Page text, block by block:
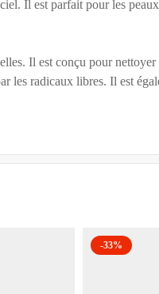
Il est parfait pour les
Il est conçu pour
les radicaux libres. Il est
-33%